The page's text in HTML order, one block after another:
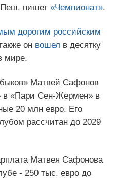
Пеш, пишет «Чемпионат».
дорогим российским
он вошел в десятку
мире.
Матвей Сафонов
в «Пари Сен-Жермен» в
20 млн евро. Его
рассчитан до 2029
Матвея Сафонова
- 250 тыс. евро до